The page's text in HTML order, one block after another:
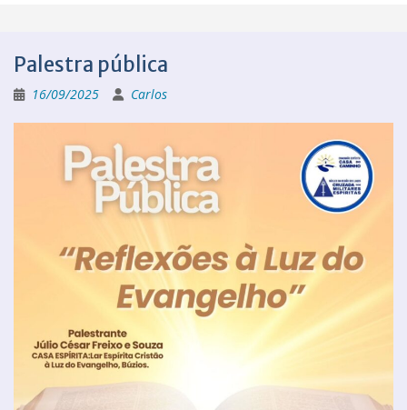
Palestra pública
16/09/2025 Carlos